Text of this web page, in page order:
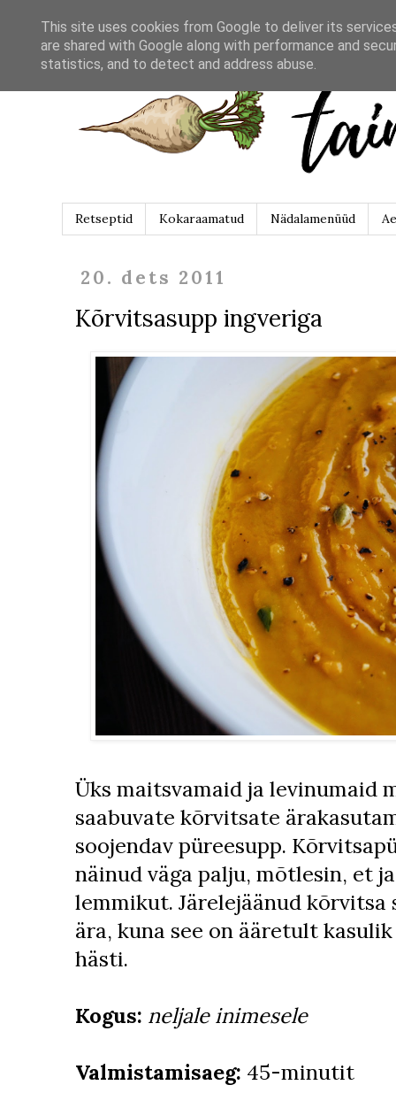
Retseptid Kokaraamatud Nädalamenüüd
20. dets 2011
Kõrvitsasupp ingveriga
Üks maitsvamaid ja levinumaid
saabuvate kõrvitsate
soojendav püreesupp.
näinud väga palju, mõtlesin, et
lemmikut. Järelejäänud
ära, kuna see on ääretult
hästi.
Kogus: neljale inimesele
Valmistamisaeg: 45-minutit
This site uses cookies from Google to deliver its
are shared with Google along with performance and
statistics, and to detect and address abuse.